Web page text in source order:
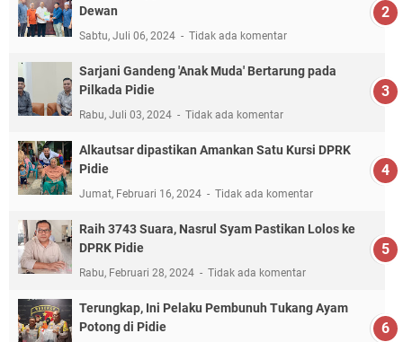
Dewan
Sabtu, Juli 06, 2024 Tidak ada komentar
Sarjani Gandeng 'Anak Muda' Bertarung pada
Pilkada Pidie
Rabu, Juli 03, 2024 Tidak ada komentar
Alkautsar dipastikan Amankan Satu Kursi DPRK
Pidie
Jumat, Februari 16, 2024 Tidak ada komentar
Raih 3743 Suara, Nasrul Syam Pastikan Lolos ke
DPRK Pidie
Rabu, Februari 28, 2024 Tidak ada komentar
Terungkap, Ini Pelaku Pembunuh Tukang Ayam
Potong di Pidie